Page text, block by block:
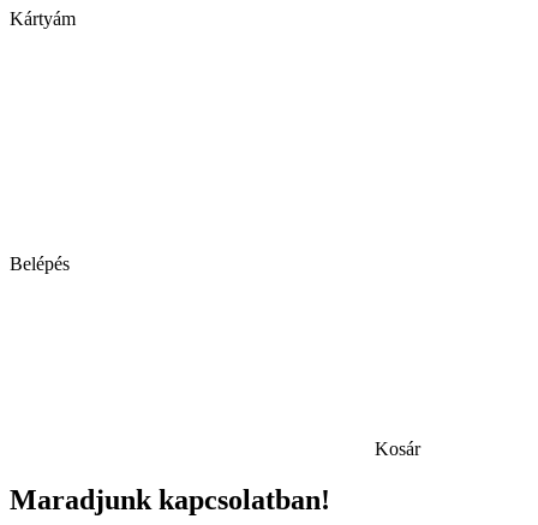
Kártyám
Belépés
Kosár
Maradjunk kapcsolatban!